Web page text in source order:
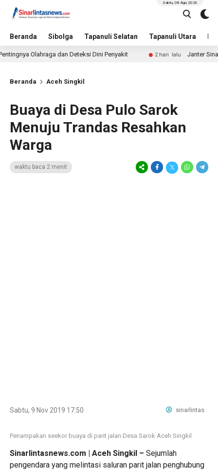
Beranda Sibolga Tapanuli Selatan Tapanuli Utara
Sabtu, 08 Agu 2026
Olahraga dan Deteksi Dini Penyakit 2 hari lalu Janter Sinaga
Beranda Aceh Singkil
Buaya di Desa Pulo Sarok
Menuju Trandas Resahkan
Warga
waktu baca 2 menit
Sabtu, 9 Nov 2019 17:50 sinarlintas
Penampakan seekor buaya di parit jalan Desa Sarok Aceh Singkil
Sinarlintasnews.com | Aceh Singkil – Sejumlah
pengendara yang melintasi saluran parit jalan penghubung